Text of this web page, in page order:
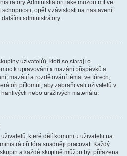
Administrátoři také můžou mít ve
opět v závislosti na nastavení
administrátory.
uživatelů), kteří se starají o
k upravování a mazání příspěvků a
mazání a rozdělování témat ve fórech,
přítomni, aby zabraňovali uživatelů v
nebo urážlivých materiálů.
které dělí komunitu uživatelů na
fóra snadněji pracovat. Každý
a každé skupině můžou být přiřazena